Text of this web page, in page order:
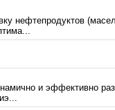
нефтепродуктов
и эффективно